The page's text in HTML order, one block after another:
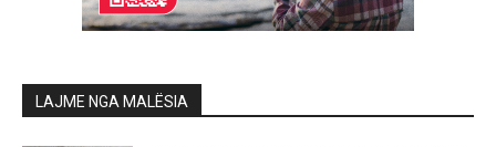
LAJME NGA MALËSIA